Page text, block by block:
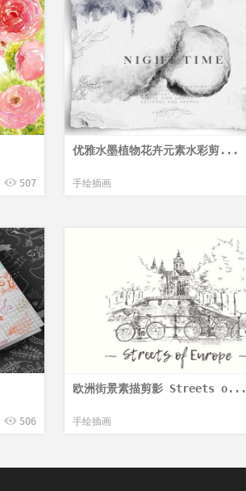
507
优雅水墨植物花卉元素水彩剪...
手绘插画
506
欧洲街景素描剪影 Streets o...
手绘插画